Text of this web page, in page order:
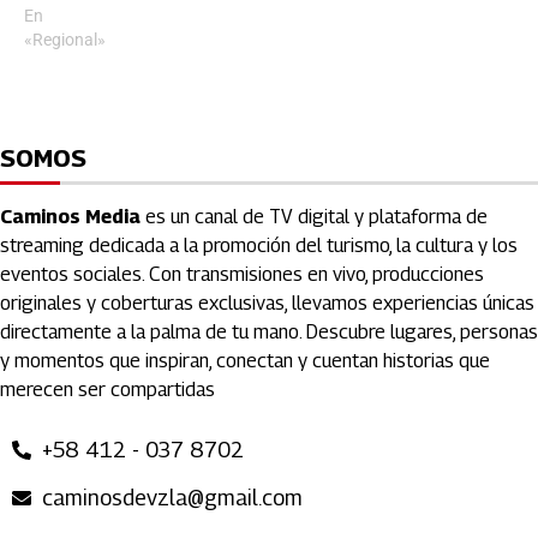
En
«Regional»
SOMOS
Caminos Media es un canal de TV digital y plataforma de
streaming dedicada a la promoción del turismo, la cultura y los
eventos sociales. Con transmisiones en vivo, producciones
originales y coberturas exclusivas, llevamos experiencias únicas
directamente a la palma de tu mano. Descubre lugares, personas
y momentos que inspiran, conectan y cuentan historias que
merecen ser compartidas
+58 412 - 037 8702
caminosdevzla@gmail.com